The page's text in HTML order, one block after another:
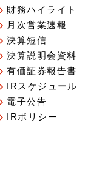
財務ハイライト
月次営業速報
決算短信
決算説明会資料
有価証券報告書
IRスケジュール
電子公告
IRポリシー